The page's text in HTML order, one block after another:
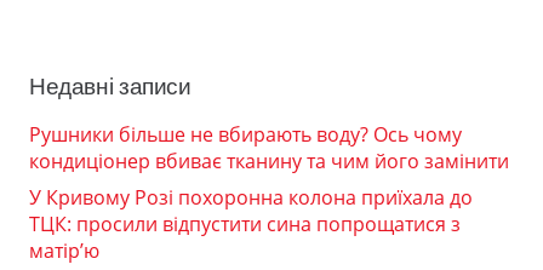
Недавні записи
Рушники більше не вбирають воду? Ось чому
кондиціонер вбиває тканину та чим його замінити
У Кривому Розі похоронна колона приїхала до
ТЦК: просили відпустити сина попрощатися з
матір’ю